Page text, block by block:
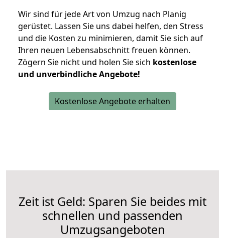
Wir sind für jede Art von Umzug nach Planig
gerüstet. Lassen Sie uns dabei helfen, den Stress
und die Kosten zu minimieren, damit Sie sich auf
Ihren neuen Lebensabschnitt freuen können.
Zögern Sie nicht und holen Sie sich kostenlose
und unverbindliche Angebote!
Kostenlose Angebote erhalten
Zeit ist Geld: Sparen Sie beides mit
schnellen und passenden
Umzugsangeboten